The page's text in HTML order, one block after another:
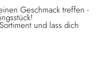
Geschmack treffen -
und lass dich